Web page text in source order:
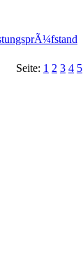
Seite: 1 2 3 4 5